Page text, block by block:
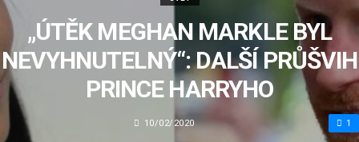
„ÚTĚK MEGHAN MARKLE BYL
NEVYHNUTELNÝ“: DALŠÍ PRŮŠVIH
PRINCE HARRYHO
10/02/2020 1